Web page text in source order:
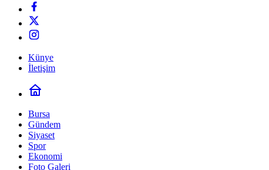
Künye
İletişim
Bursa
Gündem
Siyaset
Spor
Ekonomi
Foto Galeri